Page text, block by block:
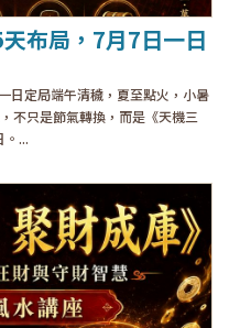
布局，7月7日一日
日定局端午清穢，夏至點火，小暑
不只是節氣轉換，而是《天機三
。...